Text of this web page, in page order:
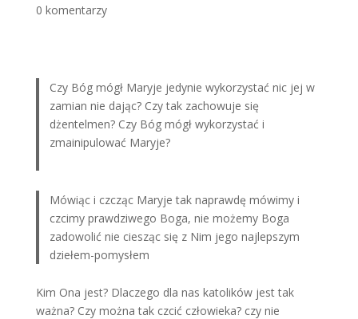
0 komentarzy
Czy Bóg mógł Maryje jedynie wykorzystać nic jej w
zamian nie dając? Czy tak zachowuje się
dżentelmen? Czy Bóg mógł wykorzystać i
zmainipulować Maryje?
Mówiąc i czcząc Maryje tak naprawdę mówimy i
czcimy prawdziwego Boga, nie możemy Boga
zadowolić nie ciesząc się z Nim jego najlepszym
dziełem-pomysłem
Kim Ona jest? Dlaczego dla nas katolików jest tak
ważna? Czy można tak czcić człowieka? czy nie